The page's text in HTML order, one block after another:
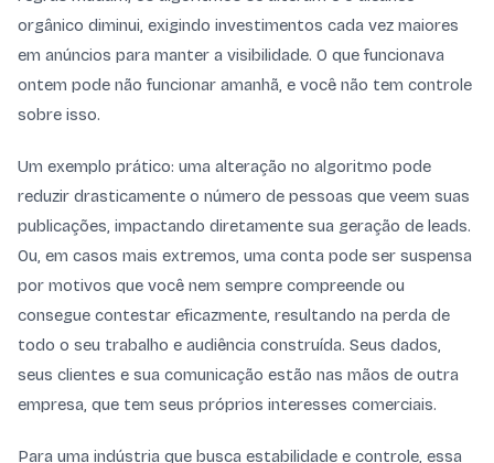
orgânico diminui, exigindo investimentos cada vez maiores
em anúncios para manter a visibilidade. O que funcionava
ontem pode não funcionar amanhã, e você não tem controle
sobre isso.
Um exemplo prático: uma alteração no algoritmo pode
reduzir drasticamente o número de pessoas que veem suas
publicações, impactando diretamente sua geração de leads.
Ou, em casos mais extremos, uma conta pode ser suspensa
por motivos que você nem sempre compreende ou
consegue contestar eficazmente, resultando na perda de
todo o seu trabalho e audiência construída. Seus dados,
seus clientes e sua comunicação estão nas mãos de outra
empresa, que tem seus próprios interesses comerciais.
Para uma indústria que busca estabilidade e controle, essa